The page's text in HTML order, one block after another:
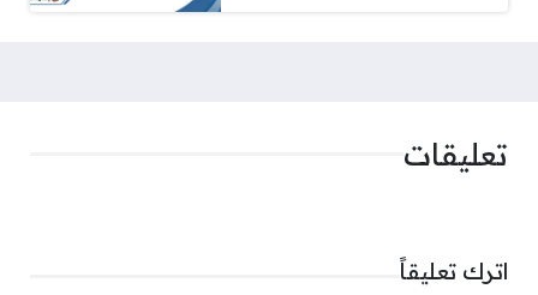
تعليقات
اترك تعليقاً